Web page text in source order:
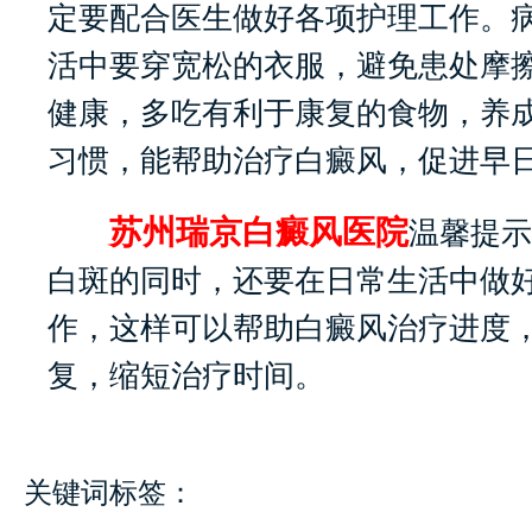
定要配合医生做好各项护理工作。
活中要穿宽松的衣服，避免患处摩
健康，多吃有利于康复的食物，养
习惯，能帮助治疗白癜风，促进早
苏州瑞京白癜风医院温馨提
白斑的同时，还要在日常生活中做
作，这样可以帮助白癜风治疗进度
复，缩短治疗时间。
关键词标签：